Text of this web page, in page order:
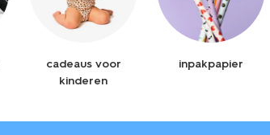
cadeaus voor
kinderen
inpakpapier